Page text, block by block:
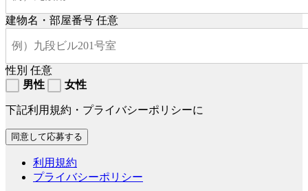
建物名・部屋番号 任意
性別 任意
男性
女性
下記利用規約・プライバシーポリシーに
利用規約
プライバシーポリシー